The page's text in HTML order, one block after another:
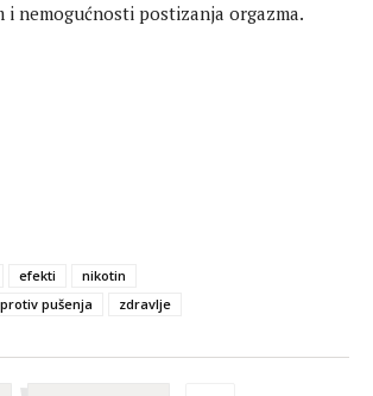
i nemogućnosti postizanja orgazma.
efekti
nikotin
pušenja
zdravlje